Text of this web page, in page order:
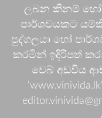
ලබන කිනම් හෝ
පාර්ශවයකට
පුද්ගලයා හෝ
කරමින් ඉදිරිපත්
වෙබ් අඩවිය